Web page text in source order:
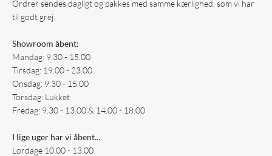
Ordrer sendes dagligt og pakkes med samme kærlighed, som vi har
til godt grej
Showroom åbent:
Mandag: 9.30 - 15.00
Tirsdag: 19.00 - 23.00
Onsdag: 9.30 - 15.00
Torsdag: Lukket
Fredag: 9.30 - 13.00 & 14.00 - 18.00
I lige uger har vi åbent...
Lørdage 10.00 - 13.00